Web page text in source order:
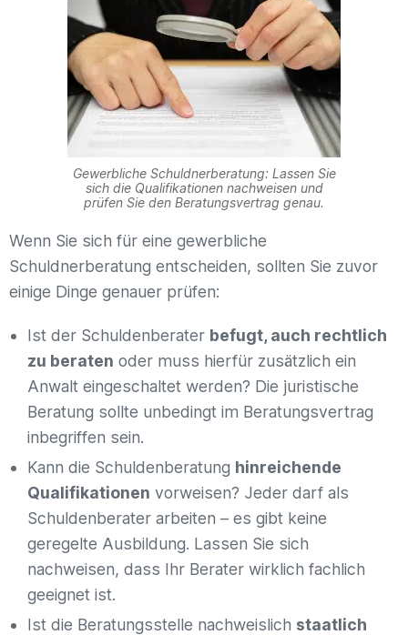
Gewerbliche Schuldnerberatung: Lassen Sie
sich die Qualifikationen nachweisen und
prüfen Sie den Beratungsvertrag genau.
Wenn Sie sich für eine gewerbliche
Schuldnerberatung entscheiden, sollten Sie zuvor
einige Dinge genauer prüfen:
Ist der Schuldenberater befugt, auch rechtlich
zu beraten oder muss hierfür zusätzlich ein
Anwalt eingeschaltet werden? Die juristische
Beratung sollte unbedingt im Beratungsvertrag
inbegriffen sein.
Kann die Schuldenberatung hinreichende
Qualifikationen vorweisen? Jeder darf als
Schuldenberater arbeiten – es gibt keine
geregelte Ausbildung. Lassen Sie sich
nachweisen, dass Ihr Berater wirklich fachlich
geeignet ist.
Ist die Beratungsstelle nachweislich staatlich